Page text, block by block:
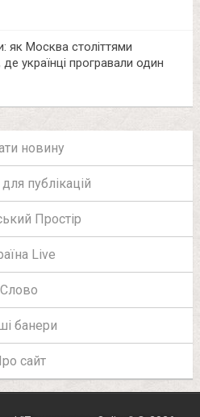
як Москва століттями
українці програвали один
новину
публікацій
Простір
Live
Слово
банери
сайт